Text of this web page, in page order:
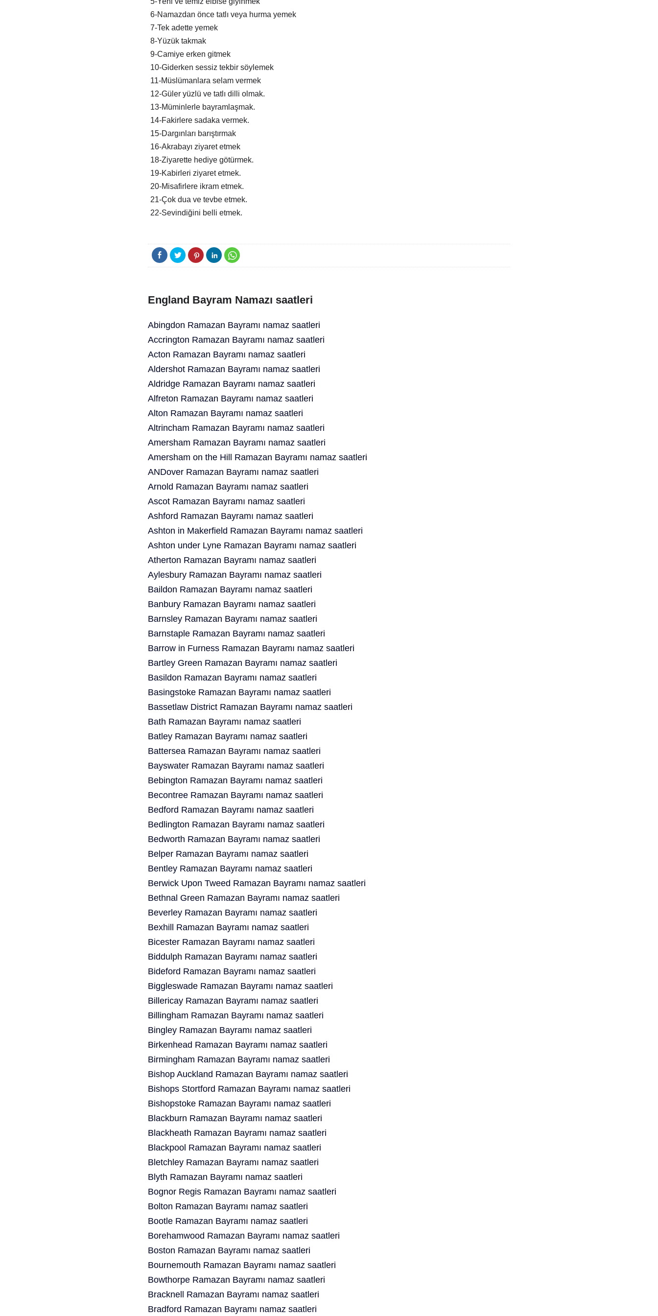
6-Namazdan önce tatlı veya hurma yemek
7-Tek adette yemek
8-Yüzük takmak
9-Camiye erken gitmek
10-Giderken sessiz tekbir söylemek
11-Müslümanlara selam vermek
12-Güler yüzlü ve tatlı dilli olmak.
13-Müminlerle bayramlaşmak.
14-Fakirlere sadaka vermek.
15-Dargınları barıştırmak
16-Akrabayı ziyaret etmek
18-Ziyarette hediye götürmek.
19-Kabirleri ziyaret etmek.
20-Misafirlere ikram etmek.
21-Çok dua ve tevbe etmek.
22-Sevindiğini belli etmek.
England Bayram Namazı saatleri
Abingdon Ramazan Bayramı namaz saatleri
Accrington Ramazan Bayramı namaz saatleri
Acton Ramazan Bayramı namaz saatleri
Aldershot Ramazan Bayramı namaz saatleri
Aldridge Ramazan Bayramı namaz saatleri
Alfreton Ramazan Bayramı namaz saatleri
Alton Ramazan Bayramı namaz saatleri
Altrincham Ramazan Bayramı namaz saatleri
Amersham Ramazan Bayramı namaz saatleri
Amersham on the Hill Ramazan Bayramı namaz saatleri
ANDover Ramazan Bayramı namaz saatleri
Arnold Ramazan Bayramı namaz saatleri
Ascot Ramazan Bayramı namaz saatleri
Ashford Ramazan Bayramı namaz saatleri
Ashton in Makerfield Ramazan Bayramı namaz saatleri
Ashton under Lyne Ramazan Bayramı namaz saatleri
Atherton Ramazan Bayramı namaz saatleri
Aylesbury Ramazan Bayramı namaz saatleri
Baildon Ramazan Bayramı namaz saatleri
Banbury Ramazan Bayramı namaz saatleri
Barnsley Ramazan Bayramı namaz saatleri
Barnstaple Ramazan Bayramı namaz saatleri
Barrow in Furness Ramazan Bayramı namaz saatleri
Bartley Green Ramazan Bayramı namaz saatleri
Basildon Ramazan Bayramı namaz saatleri
Basingstoke Ramazan Bayramı namaz saatleri
Bassetlaw District Ramazan Bayramı namaz saatleri
Bath Ramazan Bayramı namaz saatleri
Batley Ramazan Bayramı namaz saatleri
Battersea Ramazan Bayramı namaz saatleri
Bayswater Ramazan Bayramı namaz saatleri
Bebington Ramazan Bayramı namaz saatleri
Becontree Ramazan Bayramı namaz saatleri
Bedford Ramazan Bayramı namaz saatleri
Bedlington Ramazan Bayramı namaz saatleri
Bedworth Ramazan Bayramı namaz saatleri
Belper Ramazan Bayramı namaz saatleri
Bentley Ramazan Bayramı namaz saatleri
Berwick Upon Tweed Ramazan Bayramı namaz saatleri
Bethnal Green Ramazan Bayramı namaz saatleri
Beverley Ramazan Bayramı namaz saatleri
Bexhill Ramazan Bayramı namaz saatleri
Bicester Ramazan Bayramı namaz saatleri
Biddulph Ramazan Bayramı namaz saatleri
Bideford Ramazan Bayramı namaz saatleri
Biggleswade Ramazan Bayramı namaz saatleri
Billericay Ramazan Bayramı namaz saatleri
Billingham Ramazan Bayramı namaz saatleri
Bingley Ramazan Bayramı namaz saatleri
Birkenhead Ramazan Bayramı namaz saatleri
Birmingham Ramazan Bayramı namaz saatleri
Bishop Auckland Ramazan Bayramı namaz saatleri
Bishops Stortford Ramazan Bayramı namaz saatleri
Bishopstoke Ramazan Bayramı namaz saatleri
Blackburn Ramazan Bayramı namaz saatleri
Blackheath Ramazan Bayramı namaz saatleri
Blackpool Ramazan Bayramı namaz saatleri
Bletchley Ramazan Bayramı namaz saatleri
Blyth Ramazan Bayramı namaz saatleri
Bognor Regis Ramazan Bayramı namaz saatleri
Bolton Ramazan Bayramı namaz saatleri
Bootle Ramazan Bayramı namaz saatleri
Borehamwood Ramazan Bayramı namaz saatleri
Boston Ramazan Bayramı namaz saatleri
Bournemouth Ramazan Bayramı namaz saatleri
Bowthorpe Ramazan Bayramı namaz saatleri
Bracknell Ramazan Bayramı namaz saatleri
Bradford Ramazan Bayramı namaz saatleri